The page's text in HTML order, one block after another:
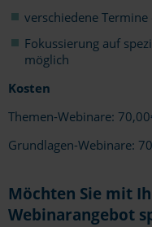
verschiedene
Fokussierung auf
möglich
Kosten
Themen-Webinare:
Grundlagen-Webinare:
Möchten Sie mit
Webinarangebot